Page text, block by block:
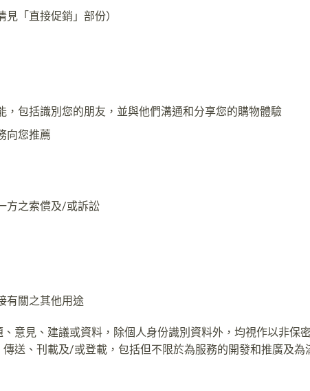
「直接促銷」部份）
包括識別您的朋友，並與他們溝通和分享您的購物體驗
向您推薦
方之索償及/或訴訟
有關之其他用途
意見、建議或資料，除個人身份識別資料外，均視作以非保
送、刊載及/或登載，包括但不限於為服務的開發和推廣及